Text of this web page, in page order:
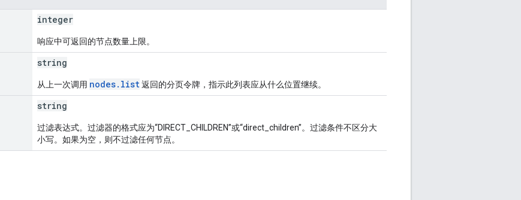
integer
响应中可返回的节点数量上限。
string
从上一次调用 nodes.list返回的分页令牌，指示此列表应从什么位置继续。
string
过滤表达式。过滤器的格式应为“DIRECT_CHILDREN”或“direct_children”。过滤条件不区分大
小写。如果为空，则不过滤任何节点。